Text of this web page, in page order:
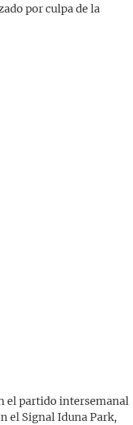
por culpa de la
el partido intersemanal
el Signal Iduna Park,